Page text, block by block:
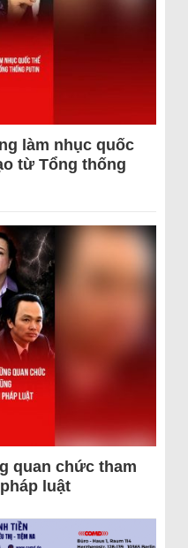
làm nhục quốc
từ Tổng thống
quan chức tham
luật